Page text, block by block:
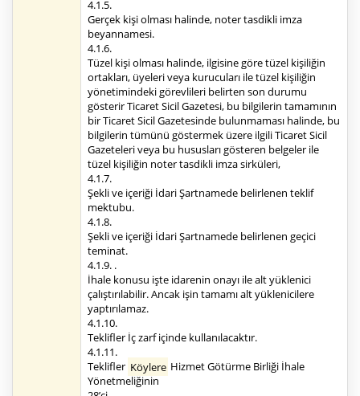
4.1.5.
Gerçek kişi olması halinde, noter tasdikli imza
beyannamesi.
4.1.6.
Tüzel kişi olması halinde, ilgisine göre tüzel kişiliğin
ortakları, üyeleri veya kurucuları ile tüzel kişiliğin
yönetimindeki görevlileri belirten son durumu
gösterir Ticaret Sicil Gazetesi, bu bilgilerin tamamının
bir Ticaret Sicil Gazetesinde bulunmaması halinde, bu
bilgilerin tümünü göstermek üzere ilgili Ticaret Sicil
Gazeteleri veya bu hususları gösteren belgeler ile
tüzel kişiliğin noter tasdikli imza sirküleri,
4.1.7.
Şekli ve içeriği İdari Şartnamede belirlenen teklif
mektubu.
4.1.8.
Şekli ve içeriği İdari Şartnamede belirlenen geçici
teminat.
4.1.9. .
İhale konusu işte idarenin onayı ile alt yüklenici
çalıştırılabilir. Ancak işin tamamı alt yüklenicilere
yaptırılamaz.
4.1.10.
Teklifler İç zarf içinde kullanılacaktır.
4.1.11.
Teklifler Köylere Hizmet Götürme Birliği İhale
Yönetmeliğinin